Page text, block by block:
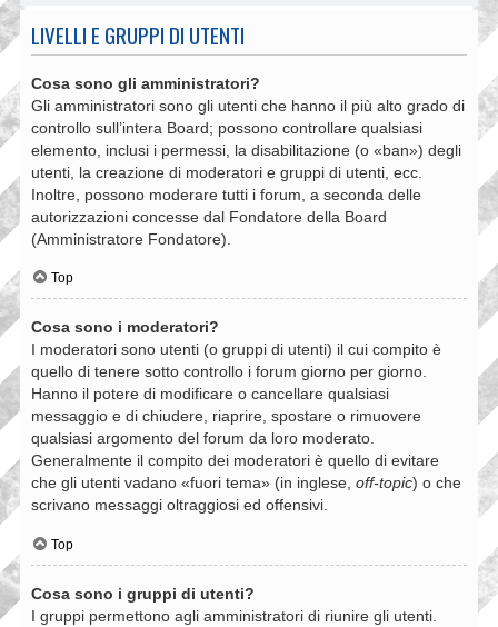
LIVELLI E GRUPPI DI UTENTI
Cosa sono gli amministratori?
Gli amministratori sono gli utenti che hanno il più alto grado di
controllo sull’intera Board; possono controllare qualsiasi
elemento, inclusi i permessi, la disabilitazione (o «ban») degli
utenti, la creazione di moderatori e gruppi di utenti, ecc.
Inoltre, possono moderare tutti i forum, a seconda delle
autorizzazioni concesse dal Fondatore della Board
(Amministratore Fondatore).
Top
Cosa sono i moderatori?
I moderatori sono utenti (o gruppi di utenti) il cui compito è
quello di tenere sotto controllo i forum giorno per giorno.
Hanno il potere di modificare o cancellare qualsiasi
messaggio e di chiudere, riaprire, spostare o rimuovere
qualsiasi argomento del forum da loro moderato.
Generalmente il compito dei moderatori è quello di evitare
che gli utenti vadano «fuori tema» (in inglese, off-topic) o che
scrivano messaggi oltraggiosi ed offensivi.
Top
Cosa sono i gruppi di utenti?
I gruppi permettono agli amministratori di riunire gli utenti.